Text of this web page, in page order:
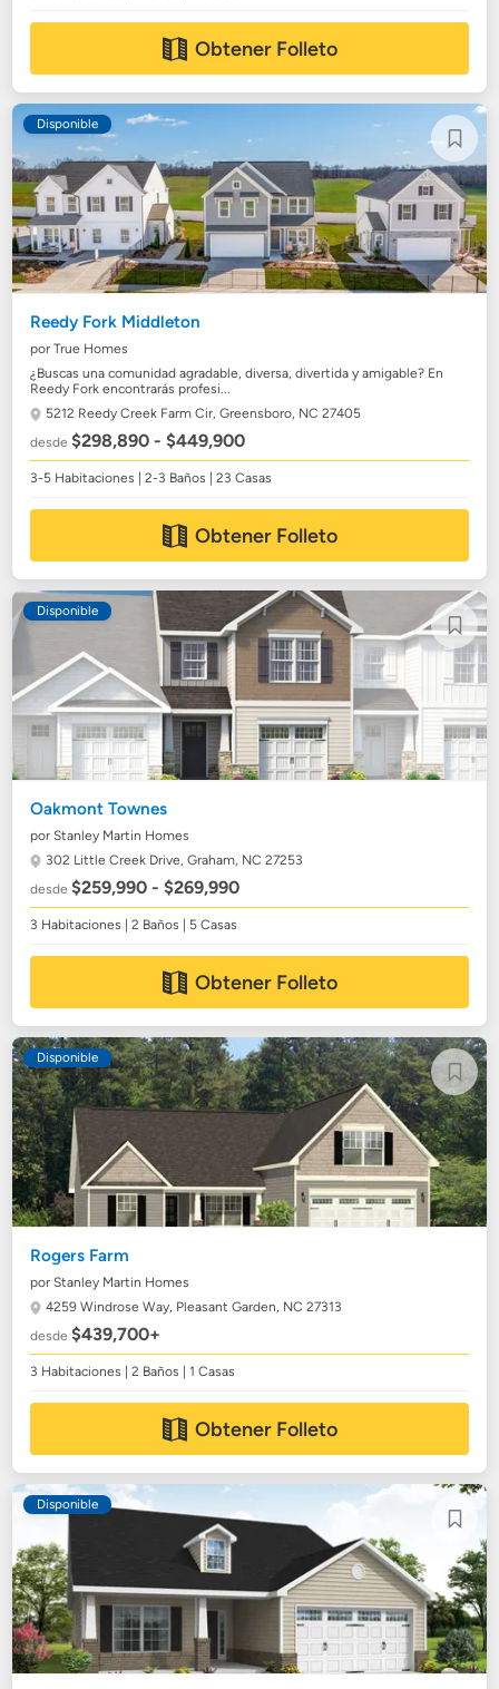
Obtener Folleto
Disponible
Reedy Fork Middleton
por True Homes
¿Buscas una comunidad agradable, diversa, divertida y amigable? En
Reedy Fork encontrarás profesi...
5212 Reedy Creek Farm Cir,Greensboro, NC 27405
desde$298,890 - $449,900
3-5 Habitaciones | 2-3 Baños | 23 Casas
Obtener Folleto
Disponible
Oakmont Townes
por Stanley Martin Homes
302 Little Creek Drive,Graham, NC 27253
desde$259,990 - $269,990
3 Habitaciones | 2 Baños | 5 Casas
Obtener Folleto
Disponible
Rogers Farm
por Stanley Martin Homes
4259 Windrose Way, Pleasant Garden, NC 27313
desde$439,700+
3 Habitaciones | 2 Baños | 1 Casas
Obtener Folleto
Disponible